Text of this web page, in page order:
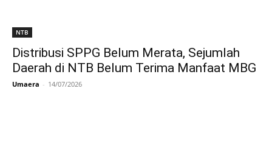
NTB
Distribusi SPPG Belum Merata, Sejumlah
Daerah di NTB Belum Terima Manfaat MBG
Umaera - 14/07/2026